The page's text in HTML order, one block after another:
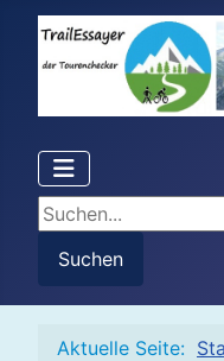
Suchen...
Suchen
Aktuelle Seite: